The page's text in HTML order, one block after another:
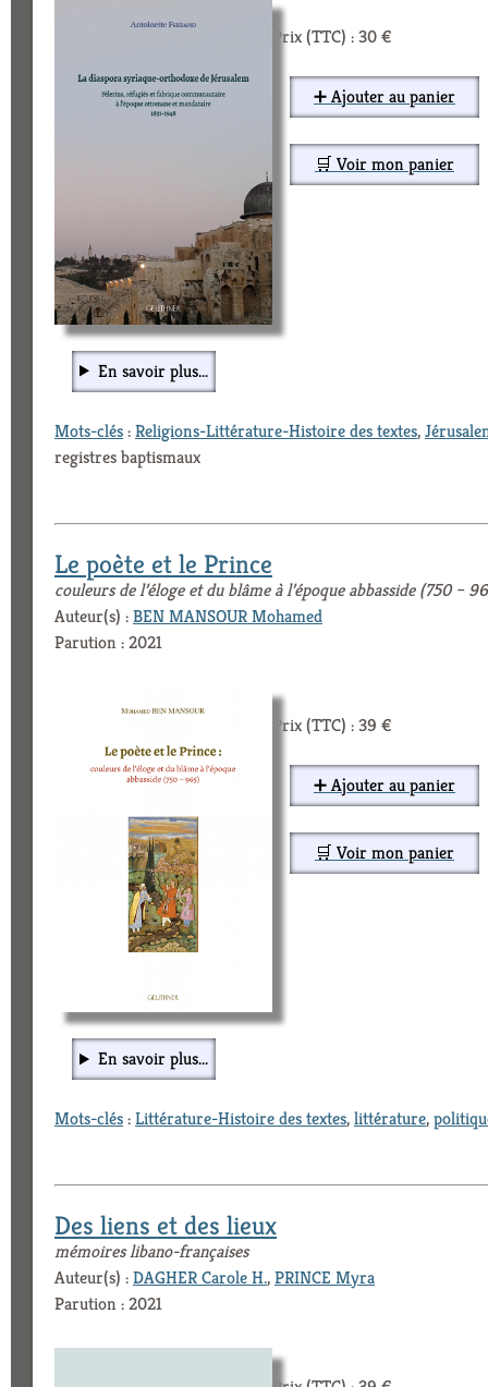
Prix (TTC) : 30 €
➕ Ajouter au panier
🛒 Voir mon panier
En savoir plus...
Mots-clés:Religions-Littérature-Histoire des textes,
registres baptismaux
Le poète et le Prince
couleurs de l’éloge et du blâme à l’époque abbasside (750 –
Auteur(s) :BEN MANSOUR Mohamed
Parution : 2021
Prix (TTC) : 39 €
➕ Ajouter au panier
🛒 Voir mon panier
En savoir plus...
Mots-clés:Littérature-Histoire des textes,littérature,
Des liens et des lieux
mémoires libano-françaises
Auteur(s) :DAGHER Carole H.,PRINCE Myra
Parution : 2021